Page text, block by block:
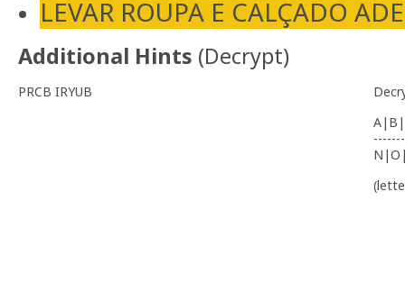
LEVAR ROUPA E CALÇADO
Additional Hints (Decrypt)
PRCB IRYUB